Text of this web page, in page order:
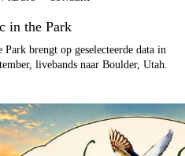
in the Park
brengt op geselecteerde data in
livebands naar Boulder, Utah.